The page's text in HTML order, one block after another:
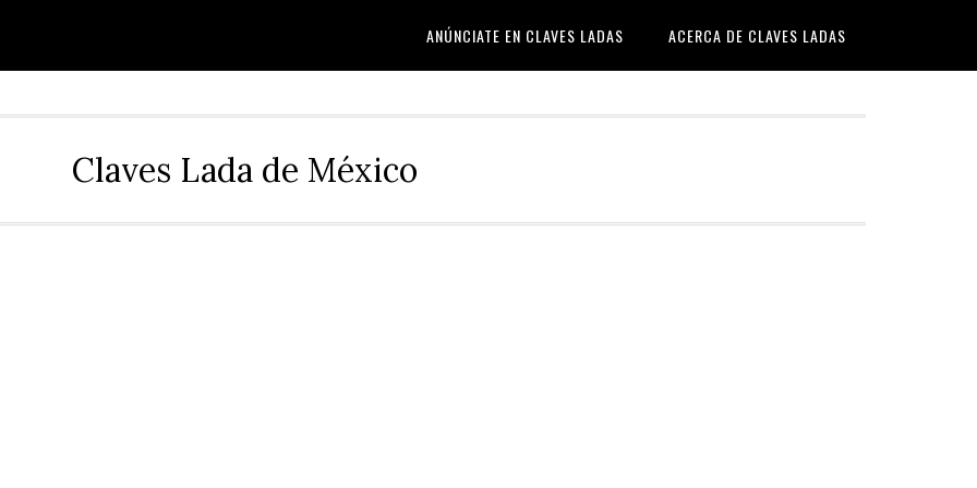
ANÚNCIATE EN CLAVES LADAS ACERCA DE CLAVES LADAS
Claves Lada de México